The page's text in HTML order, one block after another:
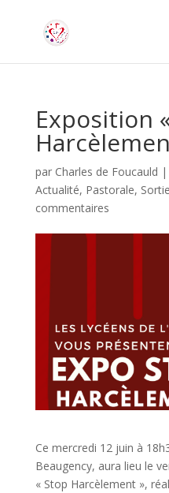
Exposition
par Charles de Foucauld |
Actualité, Pastorale,
commentaires
Ce mercredi 12 juin à
Beaugency, aura lieu le
« Stop Harcèlement »,